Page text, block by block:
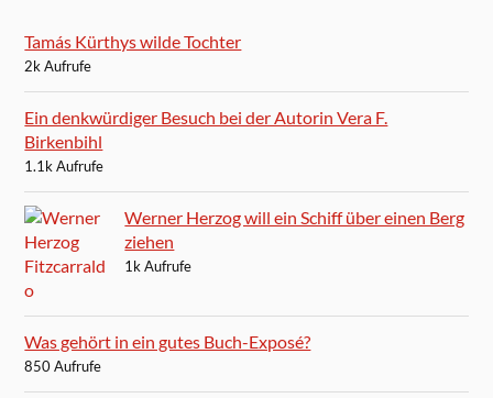
Tamás Kürthys wilde Tochter
2k Aufrufe
Ein denkwürdiger Besuch bei der Autorin Vera F.
Birkenbihl
1.1k Aufrufe
Werner Herzog will ein Schiff über einen Berg
ziehen
1k Aufrufe
Was gehört in ein gutes Buch-Exposé?
850 Aufrufe